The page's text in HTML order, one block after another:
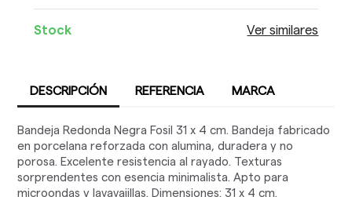
Stock Ver similares
DESCRIPCIÓN REFERENCIA MARCA
Bandeja Redonda Negra Fosil 31 x 4 cm. Bandeja fabricado
en porcelana reforzada con alumina, duradera y no
porosa. Excelente resistencia al rayado. Texturas
sorprendentes con esencia minimalista. Apto para
microondas y lavavajillas. Dimensiones: 31 x 4 cm.